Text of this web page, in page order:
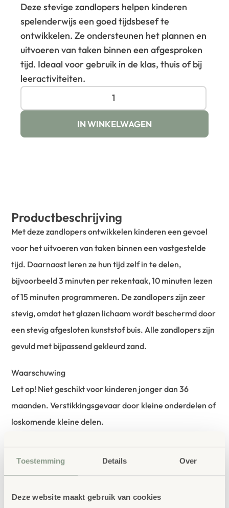
Toestemming Details Over
Deze website maakt gebruik van cookies
Deze stevige zandlopers helpen kinderen
spelenderwijs een goed tijdsbesef te
ontwikkelen. Ze ondersteunen het plannen en
uitvoeren van taken binnen een afgesproken
tijd. Ideaal voor gebruik in de klas, thuis of bij
leeractiviteiten.
IN WINKELWAGEN
Productbeschrijving
Met deze zandlopers ontwikkelen kinderen een gevoel
voor het uitvoeren van taken binnen een vastgestelde
tijd. Daarnaast leren ze hun tijd zelf in te delen,
bijvoorbeeld 3 minuten per rekentaak, 10 minuten lezen
of 15 minuten programmeren. De zandlopers zijn zeer
stevig, omdat het glazen lichaam wordt beschermd door
een stevig afgesloten kunststof buis. Alle zandlopers zijn
gevuld met bijpassend gekleurd zand.
Waarschuwing
Let op! Niet geschikt voor kinderen jonger dan 36
maanden. Verstikkingsgevaar door kleine onderdelen of
loskomende kleine delen.
Vertrouwd
bestellen bij School
Concept